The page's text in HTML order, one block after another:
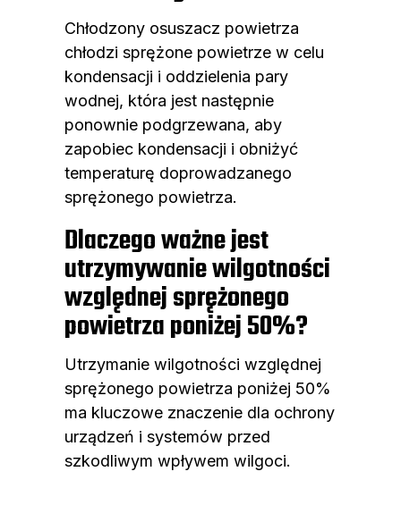
Chłodzony osuszacz powietrza
chłodzi sprężone powietrze w celu
kondensacji i oddzielenia pary
wodnej, która jest następnie
ponownie podgrzewana, aby
zapobiec kondensacji i obniżyć
temperaturę doprowadzanego
sprężonego powietrza.
Dlaczego ważne jest
utrzymywanie wilgotności
względnej sprężonego
powietrza poniżej 50%?
Utrzymanie wilgotności względnej
sprężonego powietrza poniżej 50%
ma kluczowe znaczenie dla ochrony
urządzeń i systemów przed
szkodliwym wpływem wilgoci.